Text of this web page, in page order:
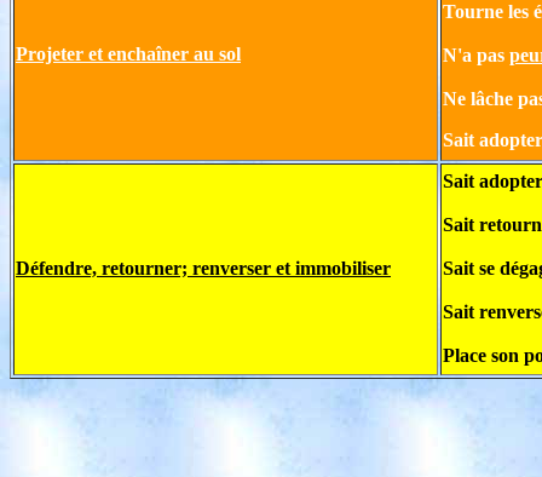
Projeter et enchaîner au sol
Tourne les
N'a pas
Ne lâche
Sait
Défendre, retourner; renverser et immobiliser
Sait
Sait
Sait se
Sait
Place son